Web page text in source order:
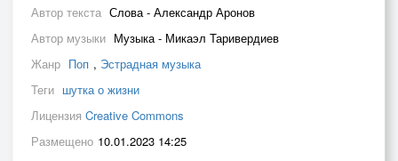
Автор текста Слова - Александр Аронов
Автор музыки Музыка - Микаэл Таривердиев
Жанр Поп , Эстрадная музыка
Теги шутка о жизни
Лицензия Creative Commons
Размещено 10.01.2023 14:25